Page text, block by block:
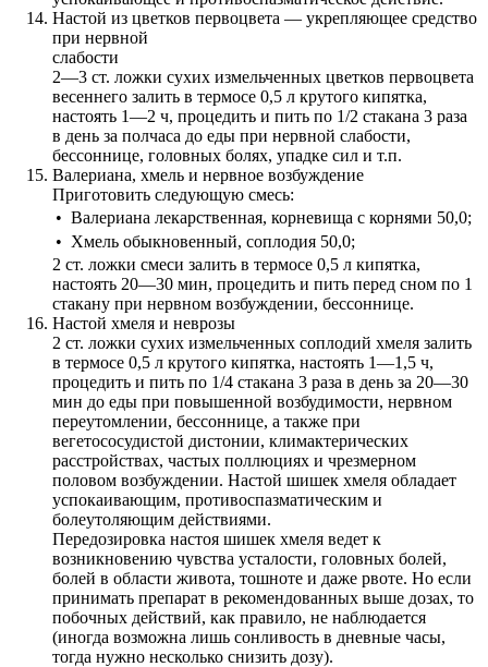
Настой из цветков первоцвета — укрепляющее средство
при нервной
слабости
2—3 ст. ложки сухих измельченных цветков первоцвета
весеннего залить в термосе 0,5 л крутого кипятка,
настоять 1—2 ч, процедить и пить по 1/2 стакана 3 раза
в день за полчаса до еды при нервной слабости,
бессоннице, головных болях, упадке сил и т.п.
Валериана, хмель и нервное возбуждение
Приготовить следующую смесь:
• Валериана лекарственная, корневища с корнями 50,0;
• Хмель обыкновенный, соплодия 50,0;
2 ст. ложки смеси залить в термосе 0,5 л кипятка,
настоять 20—30 мин, процедить и пить перед сном по 1
стакану при нервном возбуждении, бессоннице.
Настой хмеля и неврозы
2 ст. ложки сухих измельченных соплодий хмеля залить
в термосе 0,5 л крутого кипятка, настоять 1—1,5 ч,
процедить и пить по 1/4 стакана 3 раза в день за 20—30
мин до еды при повышенной возбудимости, нервном
переутомлении, бессоннице, а также при
вегетососудистой дистонии, климактерических
расстройствах, частых поллюциях и чрезмерном
половом возбуждении. Настой шишек хмеля обладает
успокаивающим, противоспазматическим и
болеутоляющим действиями.
Передозировка настоя шишек хмеля ведет к
возникновению чувства усталости, головных болей,
болей в области живота, тошноте и даже рвоте. Но если
принимать препарат в рекомендованных выше дозах, то
побочных действий, как правило, не наблюдается
(иногда возможна лишь сонливость в дневные часы,
тогда нужно несколько снизить дозу).